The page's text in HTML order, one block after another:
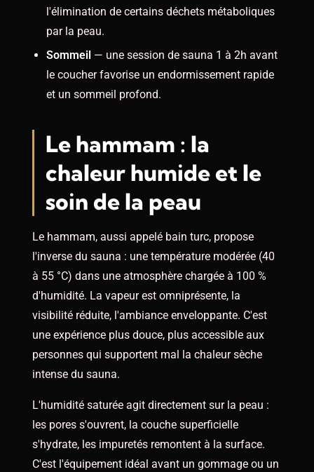
l'élimination de certains déchets métaboliques
par la peau.
Sommeil — une session de sauna 1 à 2h avant
le coucher favorise un endormissement rapide
et un sommeil profond.
Le hammam : la
chaleur humide et le
soin de la peau
Le hammam, aussi appelé bain turc, propose
l'inverse du sauna : une température modérée (40
à 55 °C) dans une atmosphère chargée à 100 %
d'humidité. La vapeur est omniprésente, la
visibilité réduite, l'ambiance enveloppante. C'est
une expérience plus douce, plus accessible aux
personnes qui supportent mal la chaleur sèche
intense du sauna.
L'humidité saturée agit directement sur la peau :
les pores s'ouvrent, la couche superficielle
s'hydrate, les impuretés remontent à la surface.
C'est l'équipement idéal avant un gommage ou un